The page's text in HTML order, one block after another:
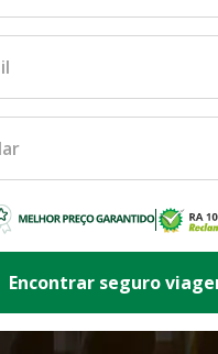
Encontrar seguro